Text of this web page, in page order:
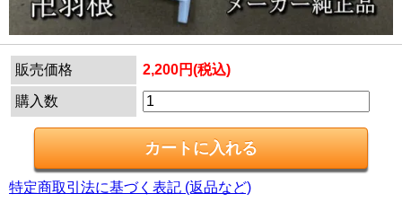
販売価格 2,200円(税込)
購入数
特定商取引法に基づく表記 (返品など)